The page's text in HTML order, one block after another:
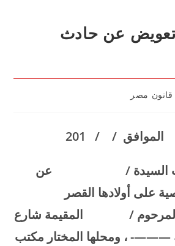
عن حادث
قانون مصر
/ / 201
طلب السيدة / عن
على أولادها القصر
/ المقيمة شارع
، ومحلها المختار مكتب